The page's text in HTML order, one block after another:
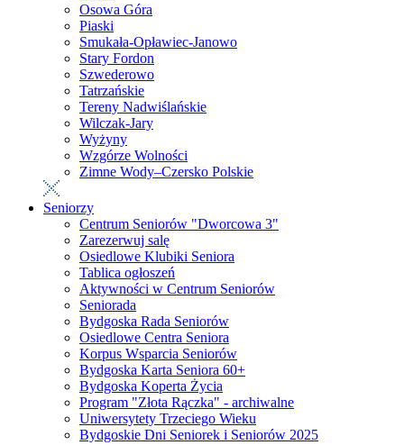
Osowa Góra
Piaski
Smukała-Opławiec-Janowo
Stary Fordon
Szwederowo
Tatrzańskie
Tereny Nadwiślańskie
Wilczak-Jary
Wyżyny
Wzgórze Wolności
Zimne Wody–Czersko Polskie
Seniorzy
Centrum Seniorów "Dworcowa 3"
Zarezerwuj salę
Osiedlowe Klubiki Seniora
Tablica ogłoszeń
Aktywności w Centrum Seniorów
Seniorada
Bydgoska Rada Seniorów
Osiedlowe Centra Seniora
Korpus Wsparcia Seniorów
Bydgoska Karta Seniora 60+
Bydgoska Koperta Życia
Program "Złota Rączka" - archiwalne
Uniwersytety Trzeciego Wieku
Bydgoskie Dni Seniorek i Seniorów 2025